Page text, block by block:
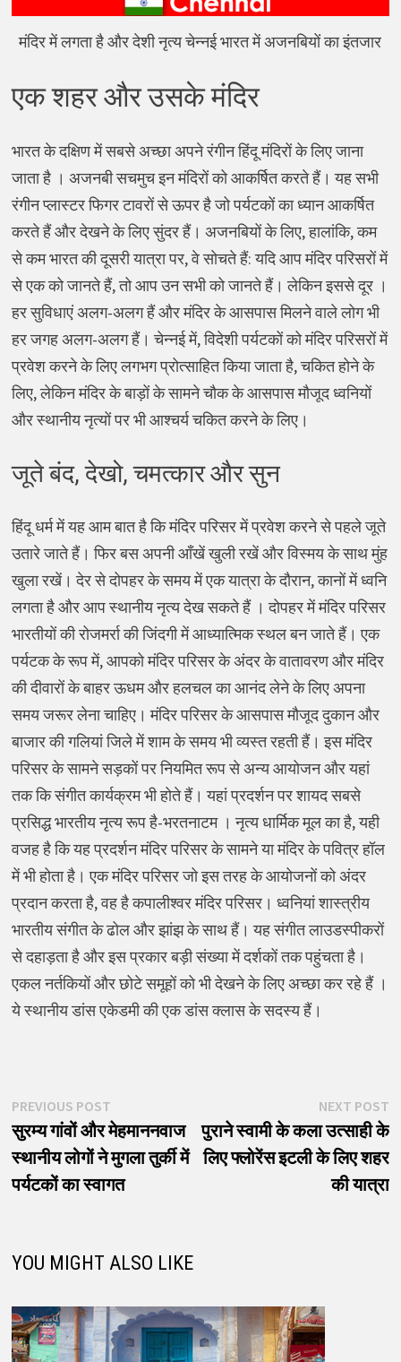
मंदिर में लगता है और देशी नृत्य चेन्नई भारत में अजनबियों का इंतजार
एक शहर और उसके मंदिर
भारत के दक्षिण में सबसे अच्छा अपने रंगीन हिंदू मंदिरों के लिए जाना
जाता है । अजनबी सचमुच इन मंदिरों को आकर्षित करते हैं। यह सभी
रंगीन प्लास्टर फिगर टावरों से ऊपर है जो पर्यटकों का ध्यान आकर्षित
करते हैं और देखने के लिए सुंदर हैं। अजनबियों के लिए, हालांकि, कम
से कम भारत की दूसरी यात्रा पर, वे सोचते हैं: यदि आप मंदिर परिसरों में
से एक को जानते हैं, तो आप उन सभी को जानते हैं। लेकिन इससे दूर ।
हर सुविधाएं अलग-अलग हैं और मंदिर के आसपास मिलने वाले लोग भी
हर जगह अलग-अलग हैं। चेन्नई में, विदेशी पर्यटकों को मंदिर परिसरों में
प्रवेश करने के लिए लगभग प्रोत्साहित किया जाता है, चकित होने के
लिए, लेकिन मंदिर के बाड़ों के सामने चौक के आसपास मौजूद ध्वनियों
और स्थानीय नृत्यों पर भी आश्चर्य चकित करने के लिए।
जूते बंद, देखो, चमत्कार और सुन
हिंदू धर्म में यह आम बात है कि मंदिर परिसर में प्रवेश करने से पहले जूते
उतारे जाते हैं। फिर बस अपनी आँखें खुली रखें और विस्मय के साथ मुंह
खुला रखें। देर से दोपहर के समय में एक यात्रा के दौरान, कानों में ध्वनि
लगता है और आप स्थानीय नृत्य देख सकते हैं । दोपहर में मंदिर परिसर
भारतीयों की रोजमर्रा की जिंदगी में आध्यात्मिक स्थल बन जाते हैं। एक
पर्यटक के रूप में, आपको मंदिर परिसर के अंदर के वातावरण और मंदिर
की दीवारों के बाहर ऊधम और हलचल का आनंद लेने के लिए अपना
समय जरूर लेना चाहिए। मंदिर परिसर के आसपास मौजूद दुकान और
बाजार की गलियां जिले में शाम के समय भी व्यस्त रहती हैं। इस मंदिर
परिसर के सामने सड़कों पर नियमित रूप से अन्य आयोजन और यहां
तक कि संगीत कार्यक्रम भी होते हैं। यहां प्रदर्शन पर शायद सबसे
प्रसिद्ध भारतीय नृत्य रूप है-भरतनाटम । नृत्य धार्मिक मूल का है, यही
वजह है कि यह प्रदर्शन मंदिर परिसर के सामने या मंदिर के पवित्र हॉल
में भी होता है। एक मंदिर परिसर जो इस तरह के आयोजनों को अंदर
प्रदान करता है, वह है कपालीश्वर मंदिर परिसर। ध्वनियां शास्त्रीय
भारतीय संगीत के ढोल और झांझ के साथ हैं। यह संगीत लाउडस्पीकरों
से दहाड़ता है और इस प्रकार बड़ी संख्या में दर्शकों तक पहुंचता है।
एकल नर्तकियों और छोटे समूहों को भी देखने के लिए अच्छा कर रहे हैं ।
ये स्थानीय डांस एकेडमी की एक डांस क्लास के सदस्य हैं।
पोस्ट
नेविगेशन
PREVIOUS POSTPrevious
post:
सुरम्य गांवों और मेहमाननवाज
स्थानीय लोगों ने मुगला तुर्की में
पर्यटकों का स्वागत
NEXT POST
पुराने स्वामी के कला उत्साही के
लिए फ्लोरेंस इटली के लिए शहर
की यात्रा
YOU MIGHT ALSO LIKE